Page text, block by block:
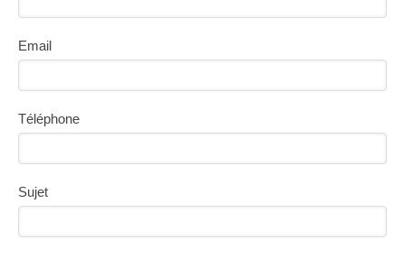
Email
Téléphone
Sujet